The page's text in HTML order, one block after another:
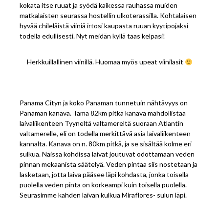
kokata itse ruuat ja syödä kaikessa rauhassa muiden
matkalaisten seurassa hostellin ulkoterassilla. Kohtalaisen
hyvää chileläistä viiniä irtosi kaupasta ruuan kyytipojaksi
todella edullisesti. Nyt meidän kyllä taas kelpasi!
Herkkuillallinen viinillä. Huomaa myös upeat viinilasit
Panama Cityn ja koko Panaman tunnetuin nähtävyys on
Panaman kanava. Tämä 82km pitkä kanava mahdollistaa
laivaliikenteen Tyyneltä valtamereltä suoraan Atlantin
valtamerelle, eli on todella merkittävä asia laivaliikenteen
kannalta. Kanava on n. 80km pitkä, ja se sisältää kolme eri
sulkua. Näissä kohdissa laivat joutuvat odottamaan veden
pinnan mekaanista säätelyä. Veden pintaa siis nostetaan ja
lasketaan, jotta laiva pääsee läpi kohdasta, jonka toisella
puolella veden pinta on korkeampi kuin toisella puolella.
Seurasimme kahden laivan kulkua Miraflores- sulun läpi.